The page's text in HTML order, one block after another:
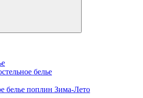
белье
белье поплин Зима-Лето